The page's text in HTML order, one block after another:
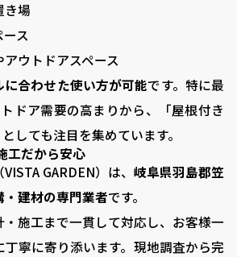
外構工事
サッカーゴールがある庭
：ドッグランがある庭
グ
ション
き場
ス
ウトドアスペース
合わせた使い方が可能です。特に最
ドア需要の高まりから、「屋根付き
しても注目を集めています。
だから安心
GARDEN）は、 岐阜県羽島郡笠
建材の専門業者です。
施工まで一貫して対応し、お客様一
寧に寄り添います。現地調査から完